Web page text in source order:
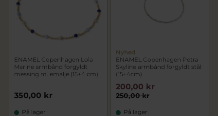
ENAMEL Copenhagen Lola
Marine armbånd forgyldt
messing m. emalje (15+4 cm)
350,00 kr
På lager
Nyhed
ENAMEL Copenhagen Petra
Skyline armbånd forgyldt stål
(15+4cm)
250,00 kr
200,00 kr
På lager